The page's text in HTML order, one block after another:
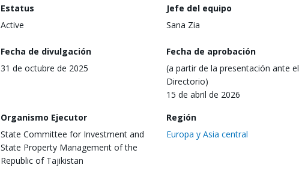
Estatus
Active
Jefe del equipo
Sana Zia
Fecha de divulgación
31 de octubre de 2025
Fecha de aprobación
(a partir de la presentación ante el
Directorio)
15 de abril de 2026
Organismo Ejecutor
State Committee for Investment and
State Property Management of the
Republic of Tajikistan
Región
Europa y Asia central